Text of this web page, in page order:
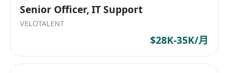
Senior Officer, IT Support
VELOTALENT
$28K-35K/月